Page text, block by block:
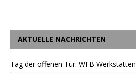
AKTUELLE NACHRICHTEN
Tag der offenen Tür: WFB Werkstätten